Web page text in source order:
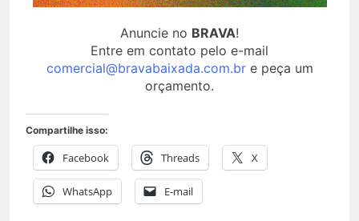
Anuncie no BRAVA!
Entre em contato pelo e-mail
comercial@bravabaixada.com.bre peça um
orçamento.
Compartilhe isso:
Facebook Threads X
WhatsApp E-mail